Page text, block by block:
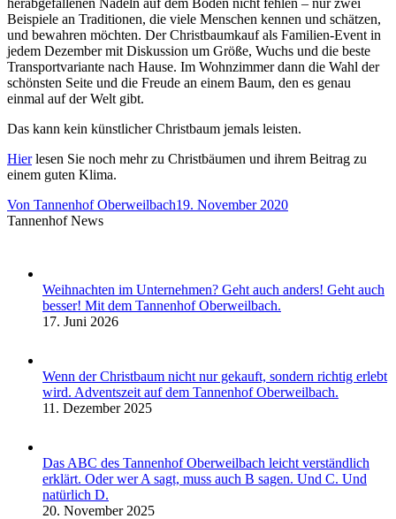
Beispiele an Traditionen, die viele Menschen kennen und schätzen,
und bewahren möchten. Der Christbaumkauf als Familien-Event in
jedem Dezember mit Diskussion um Größe, Wuchs und die beste
Transportvariante nach Hause. Im Wohnzimmer dann die Wahl der
schönsten Seite und die Freude an einem Baum, den es genau
einmal auf der Welt gibt.
Das kann kein künstlicher Christbaum jemals leisten.
Hierlesen Sie noch mehr zu Christbäumen und ihrem Beitrag zu
einem guten Klima.
Von Tannenhof Oberweilbach19. November 2020
Tannenhof News
Weihnachten im Unternehmen? Geht auch anders! Geht auch
besser! Mit dem Tannenhof Oberweilbach.
17. Juni 2026
Wenn der Christbaum nicht nur gekauft, sondern richtig erlebt
wird. Adventszeit auf dem Tannenhof Oberweilbach.
11. Dezember 2025
Das ABC des Tannenhof Oberweilbach leicht verständlich
erklärt. Oder wer A sagt, muss auch B sagen. Und C. Und
natürlich D.
20. November 2025